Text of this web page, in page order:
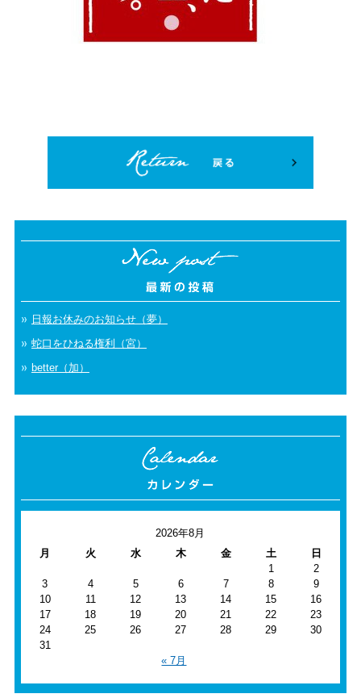
日報お休みのお知らせ（夢）
蛇口をひねる権利（宮）
better（加）
2026年8月
月
火 水 木 金 土
日
1
2
3
4 5 6 7 8
9
10
11 12 13 14 15
16
17
18 19 20 21 22
23
24
25 26 27 28 29
30
31
« 7月